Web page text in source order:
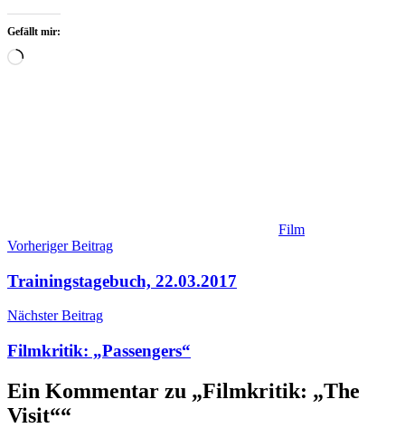
Gefällt mir:
Wird
Film
Beitragsnavigation
Vorheriger Beitrag
Trainingstagebuch, 22.03.2017
Nächster Beitrag
Filmkritik: „Passengers“
Ein Kommentar zu „Filmkritik: „The
Visit““